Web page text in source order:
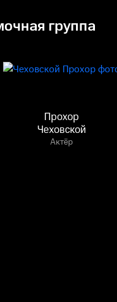
группа
Прохор
Чеховской
Актёр